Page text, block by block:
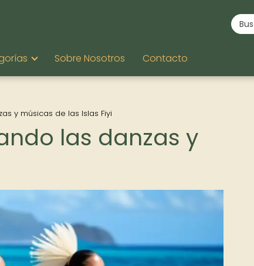
Sobre Nosotros Contacto
y músicas de las Islas Fiyi
las danzas y